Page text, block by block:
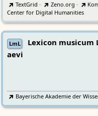
TextGrid · Zeno.org ·
Center for Digital Humanities
LmL
Lexicon
aevi
Bayerische Akademie der